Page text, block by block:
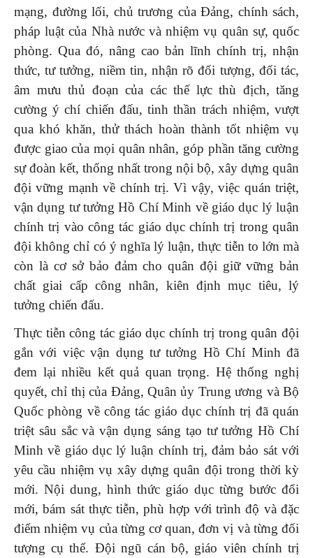
mạng, đường lối, chủ trương của Đảng, chính sách,
pháp luật của Nhà nước và nhiệm vụ quân sự, quốc
phòng. Qua đó, nâng cao bản lĩnh chính trị, nhận
thức, tư tưởng, niềm tin, nhận rõ đối tượng, đối tác,
âm mưu thủ đoạn của các thế lực thù địch, tăng
cường ý chí chiến đấu, tinh thần trách nhiệm, vượt
qua khó khăn, thử thách hoàn thành tốt nhiệm vụ
được giao của mọi quân nhân, góp phần tăng cường
sự đoàn kết, thống nhất trong nội bộ, xây dựng quân
đội vững mạnh về chính trị. Vì vậy, việc quán triệt,
vận dụng tư tưởng Hồ Chí Minh về giáo dục lý luận
chính trị vào công tác giáo dục chính trị trong quân
đội không chỉ có ý nghĩa lý luận, thực tiễn to lớn mà
còn là cơ sở bảo đảm cho quân đội giữ vững bản
chất giai cấp công nhân, kiên định mục tiêu, lý
tưởng chiến đấu.
Thực tiễn công tác giáo dục chính trị trong quân đội
gắn với việc vận dụng tư tưởng Hồ Chí Minh đã
đem lại nhiều kết quả quan trọng. Hệ thống nghị
quyết, chỉ thị của Đảng, Quân ủy Trung ương và Bộ
Quốc phòng về công tác giáo dục chính trị đã quán
triệt sâu sắc và vận dụng sáng tạo tư tưởng Hồ Chí
Minh về giáo dục lý luận chính trị, đảm bảo sát với
yêu cầu nhiệm vụ xây dựng quân đội trong thời kỳ
mới. Nội dung, hình thức giáo dục từng bước đổi
mới, bám sát thực tiễn, phù hợp với trình độ và đặc
điểm nhiệm vụ của từng cơ quan, đơn vị và từng đối
tượng cụ thể. Đội ngũ cán bộ, giáo viên chính trị